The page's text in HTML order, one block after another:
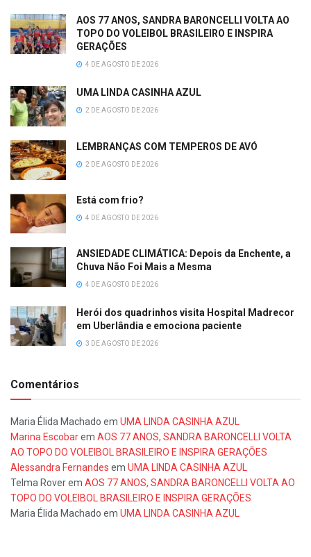
AOS 77 ANOS, SANDRA BARONCELLI VOLTA AO
TOPO DO VOLEIBOL BRASILEIRO E INSPIRA
GERAÇÕES
4 DE AGOSTO DE 2026
UMA LINDA CASINHA AZUL
2 DE AGOSTO DE 2026
LEMBRANÇAS COM TEMPEROS DE AVÓ
2 DE AGOSTO DE 2026
Está com frio?
4 DE AGOSTO DE 2026
ANSIEDADE CLIMÁTICA: Depois da Enchente, a
Chuva Não Foi Mais a Mesma
4 DE AGOSTO DE 2026
Herói dos quadrinhos visita Hospital Madrecor
em Uberlândia e emociona paciente
3 DE AGOSTO DE 2026
Comentários
Maria Élida Machado em UMA LINDA CASINHA AZUL
Marina Escobarem AOS 77 ANOS, SANDRA BARONCELLI VOLTA
AO TOPO DO VOLEIBOL BRASILEIRO E INSPIRA GERAÇÕES
Alessandra Fernandes em UMA LINDA CASINHA AZUL
Telma Roverem AOS 77 ANOS, SANDRA BARONCELLI VOLTA AO
TOPO DO VOLEIBOL BRASILEIRO E INSPIRA GERAÇÕES
Maria Élida Machado em UMA LINDA CASINHA AZUL